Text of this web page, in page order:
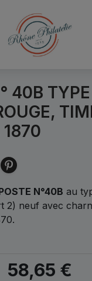
40B
1870
N°40B au
2) neuf avec
58,65 €